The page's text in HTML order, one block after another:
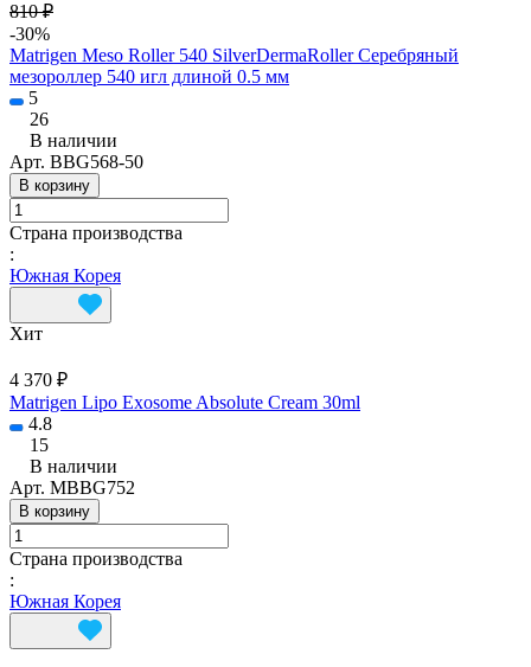
810 ₽
-30%
Matrigen Meso Roller 540 SilverDermaRoller Серебряный
мезороллер 540 игл длиной 0.5 мм
5
26
В наличии
Арт. BBG568-50
В корзину
Страна производства
:
Южная Корея
Хит
4 370 ₽
Matrigen Lipo Exosome Absolute Cream 30ml
4.8
15
В наличии
Арт. MBBG752
В корзину
Страна производства
:
Южная Корея